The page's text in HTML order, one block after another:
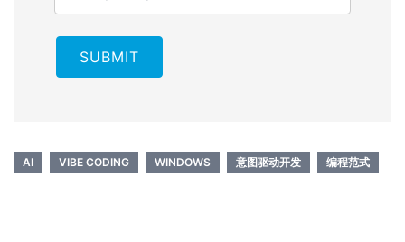
SUBMIT
AI VIBE CODING WINDOWS 意图驱动开发 编程范式